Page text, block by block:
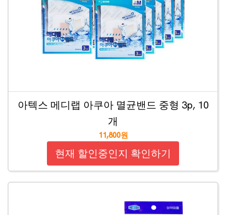
아텍스 메디랩 아쿠아 멸균밴드 중형 3p, 10
개
11,800원
현재 할인중인지 확인하기